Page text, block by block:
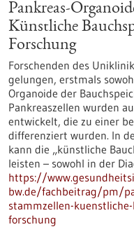
Pankreas-
Künstliche
Forschung
Forschenden des
gelungen, erstmals
Organoide der
Pankreaszellen wurden
entwickelt, die zu einer
differenziert wurden. In
kann die „künstliche
leisten – sowohl in der
https://
bw.de/fachbeitrag/pm/
stammzellen-
forschung